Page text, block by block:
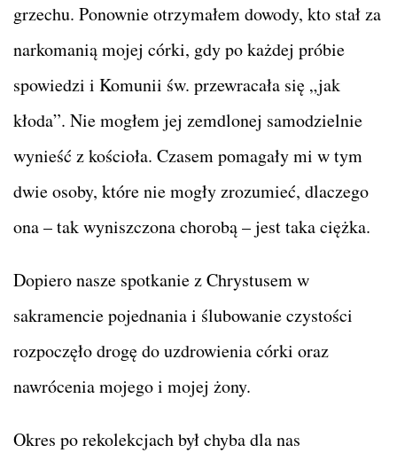
grzechu. Ponownie otrzymałem dowody, kto stał za
narkomanią mojej córki, gdy po każdej próbie
spowiedzi i Komunii św. przewracała się „jak
kłoda”. Nie mogłem jej zemdlonej samodzielnie
wynieść z kościoła. Czasem pomagały mi w tym
dwie osoby, które nie mogły zrozumieć, dlaczego
ona – tak wyniszczona chorobą – jest taka ciężka.
Dopiero nasze spotkanie z Chrystusem w
sakramencie pojednania i ślubowanie czystości
rozpoczęło drogę do uzdrowienia córki oraz
nawrócenia mojego i mojej żony.
Okres po rekolekcjach był chyba dla nas